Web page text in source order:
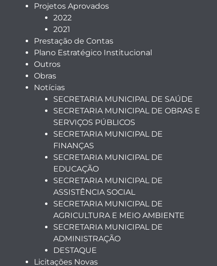
Projetos Aprovados
2022
2021
Prestação de Contas
Plano Estratégico Institucional
Outros
Obras
Notícias
SECRETARIA MUNICIPAL DE SAÚDE
SECRETARIA MUNICIPAL DE OBRAS E
SERVIÇOS PÚBLICOS
SECRETARIA MUNICIPAL DE
FINANÇAS
SECRETARIA MUNICIPAL DE
EDUCAÇÃO
SECRETARIA MUNICIPAL DE
ASSISTÊNCIA SOCIAL
SECRETARIA MUNICIPAL DE
AGRICULTURA E MEIO AMBIENTE
SECRETARIA MUNICIPAL DE
ADMINISTRAÇÃO
DESTAQUE
Licitações Novas